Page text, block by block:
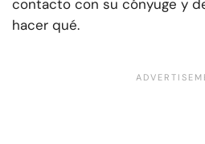
contacto con su cónyuge y
hacer qué.